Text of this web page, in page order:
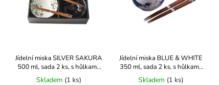
Jídelní miska SILVER SAKURA
500 ml, sada 2 ks, s hůlkami,
Skladem (1 ks)
Jídelní miska BLUE & WHITE
350 ml, sada 2 ks, s hůlkami,
Skladem (1 ks)